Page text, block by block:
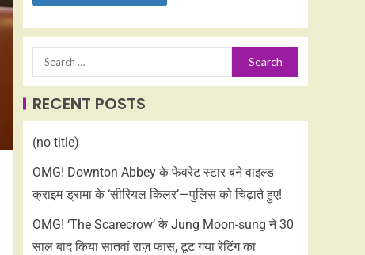
RECENT POSTS
(no title)
OMG! Downton Abbey के फेवरेट स्टार बने वाइल्ड
क्राइम ड्रामा के ‘सीरियल किलर’—पुलिस को चिढ़ाते हुए!
OMG! ‘The Scarecrow’ के Jung Moon-sung ने 30
साल बाद किया सातवां राज़ फास, टूट गया रेटिंग का